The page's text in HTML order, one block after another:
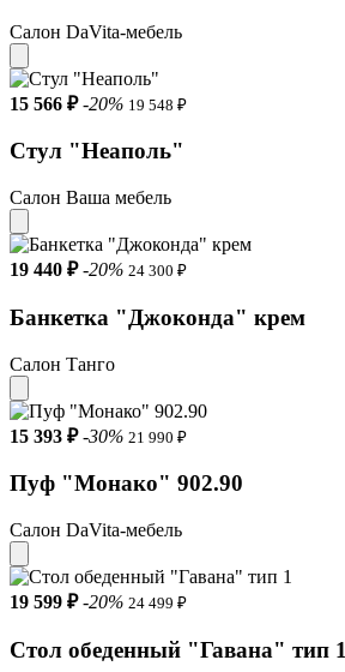
Салон DaVita-мебель
15 566 ₽ -20% 19 548 ₽
Стул "Неаполь"
Салон Ваша мебель
19 440 ₽ -20% 24 300 ₽
Банкетка "Джоконда" крем
Салон Танго
15 393 ₽ -30% 21 990 ₽
Пуф "Монако" 902.90
Салон DaVita-мебель
19 599 ₽ -20% 24 499 ₽
Стол обеденный "Гавана" тип 1